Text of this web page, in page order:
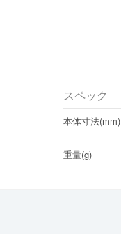
スペック
本体寸法(mm)
重量(g)